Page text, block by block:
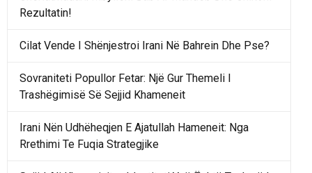
Rezultatin!
Cilat Vende I Shënjestroi Irani Në Bahrein Dhe Pse?
Sovraniteti Popullor Fetar: Një Gur Themeli I
Trashëgimisë Së Sejjid Khameneit
Irani Nën Udhëheqjen E Ajatullah Hameneit: Nga
Rrethimi Te Fuqia Strategjike